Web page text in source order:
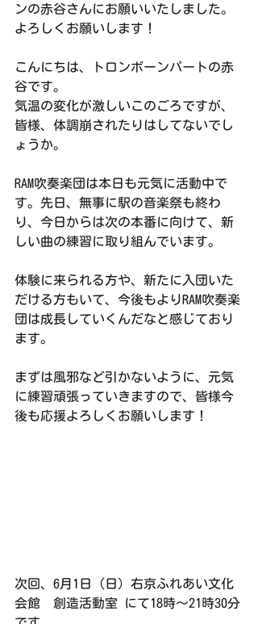
ンの赤谷さんにお願いいたしました。
よろしくお願いします！
こんにちは、トロンボーンパートの赤
谷です。
気温の変化が激しいこのごろですが、
皆様、体調崩されたりはしてないでし
ょうか。
RAM吹奏楽団は本日も元気に活動中で
す。先日、無事に駅の音楽祭も終わ
り、今日からは次の本番に向けて、新
しい曲の練習に取り組んでいます。
体験に来られる方や、新たに入団いた
だける方もいて、今後もよりRAM吹奏楽
団は成長していくんだなと感じており
ます。
まずは風邪など引かないように、元気
に練習頑張っていきますので、皆様今
後も応援よろしくお願いします！
次回、6月1日（日）右京ふれあい文化
会館　創造活動室 にて18時〜21時30分